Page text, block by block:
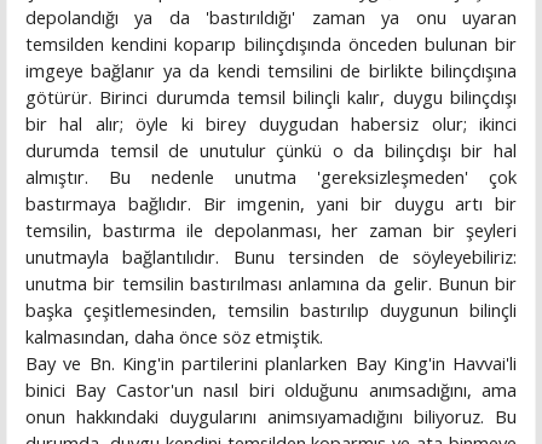
depolandığı ya da 'bastırıldığı' zaman ya onu uyaran
temsilden kendini koparıp bilinçdışında önceden bulunan bir
imgeye bağlanır ya da kendi temsilini de birlikte bilinçdışına
götürür. Birinci durumda temsil bilinçli kalır, duygu bilinçdışı
bir hal alır; öyle ki birey duygudan habersiz olur; ikinci
durumda temsil de unutulur çünkü o da bilinçdışı bir hal
almıştır. Bu nedenle unutma 'gereksizleşmeden' çok
bastırmaya bağlıdır. Bir imgenin, yani bir duygu artı bir
temsilin, bastırma ile depolanması, her zaman bir şeyleri
unutmayla bağlantılıdır. Bunu tersinden de söyleyebiliriz:
unutma bir temsilin bastırılması anlamına da gelir. Bunun bir
başka çeşitlemesinden, temsilin bastırılıp duygunun bilinçli
kalmasından, daha önce söz etmiştik.
Bay ve Bn. King'in partilerini planlarken Bay King'in Havvai'li
binici Bay Castor'un nasıl biri olduğunu anımsadığını, ama
onun hakkındaki duygularını animsıyamadığını biliyoruz. Bu